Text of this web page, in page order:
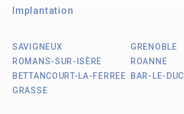
Implantation
SAVIGNEUX
GRENOBLE
ROMANS-SUR-ISÈRE
ROANNE
BETTANCOURT-LA-FERREE
BAR-LE-DUC
GRASSE